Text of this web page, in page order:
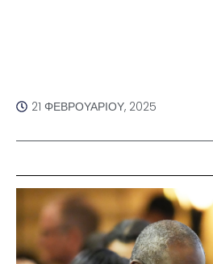
21 ΦΕΒΡΟΥΑΡΊΟΥ, 2025